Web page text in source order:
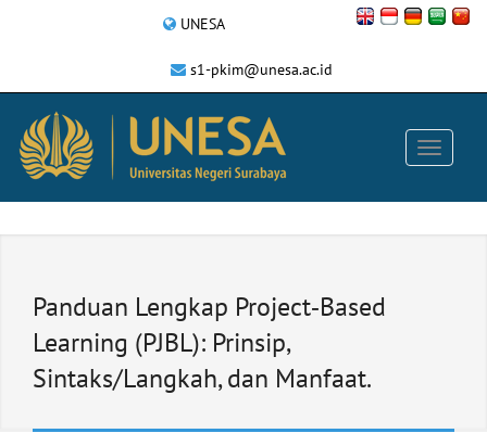
UNESA
s1-pkim@unesa.ac.id
Panduan Lengkap Project‑Based
Learning (PJBL): Prinsip,
Sintaks/Langkah, dan Manfaat.